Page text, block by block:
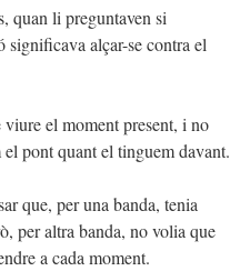
quan li preguntaven si
significava alçar-se contra el
viure el moment present, i no
pont quant el tinguem davant.
que, per una banda, tenia
per altra banda, no volia que
a cada moment.